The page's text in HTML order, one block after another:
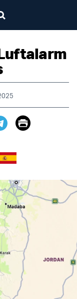
Print